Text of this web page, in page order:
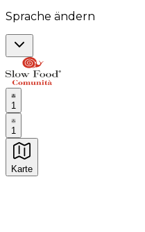
Sprache ändern
1
1
Karte
Unvergessliche